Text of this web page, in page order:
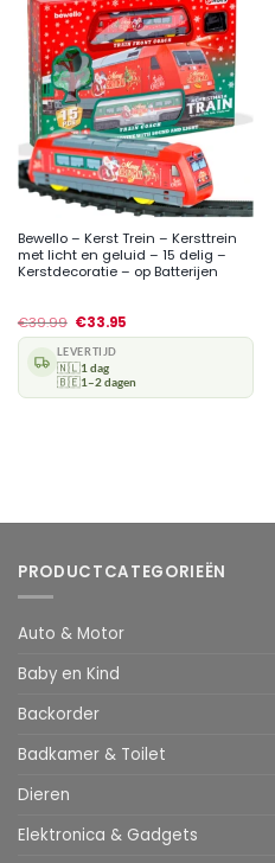
Bewello – Kerst Trein – Kersttrein
met licht en geluid – 15 delig –
Kerstdecoratie – op Batterijen
€39.99 €33.95
LEVERTIJD
🇳🇱1 dag
🇧🇪1–2 dagen
PRODUCTCATEGORIEËN
Auto & Motor
Baby en Kind
Backorder
Badkamer & Toilet
Dieren
Elektronica & Gadgets